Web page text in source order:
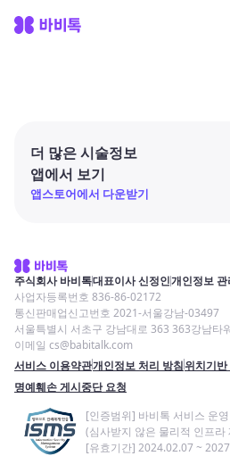
더 많은 시술정보
앱에서 보기
앱스토어에서 다운받기
주식회사 바비톡대표이사 신정인개인정보
사업자등록번호 836-86-02172
통신판매업신고번호 2021-서울강남-03497
서울특별시 서초구 강남대로 363 363강남타
이메일 cs@babitalk.com
서비스 이용약관개인정보 처리 방침위치기
명예훼손 게시중단 요청
[인증범위] 바비톡 서비스 운영
(심사받지 않은 물리적 인프라
[유효기간] 2024.02.07 ~